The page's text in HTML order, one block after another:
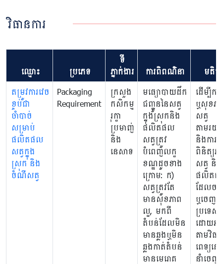
វិធានការ
ឈ្មោះ ប្រភេទ
ទី
ភ្នាក់ងារ
ការពិពណ៌នា មតិ
តម្រូវការវេច
ខ្ចប់ជា
ចាំបាច់
សម្រាប់
ផលិតផល
សត្វក្នុង
ស្រុក និង
ចំណីសត្វ
Packaging
Requirement
ក្រសួង
កសិកម្ម
រុក្ខា
ប្រមាញ់
និង
នេសាទ
មធ្យោបាយដឹក
ជញ្ជូននៃសត្វ
ក្នុងស្រុកនិង
ផលិតផល
សត្វត្រូវ
បំពេញលក្ខ
ខណ្ឌដូចខាង
ក្រោម: ក)
សត្វត្រូវតែ
មានសុខភាព
ល្អ, មកពី
តំបន់ដែលមិន
មានឆ្លងឬមិន
ឆ្លងកាត់តំបន់
មានមេរោគ
ដើម្បីកា
ឬសុខភ
សត្វ
តាមរយ
និងការ
ពិនិត្យ
សត្វ និង
ផលិតផ
ដែលចរ
ឬចេញពី
ប្រទេស
ដោយអ
តាមវិធ
ពេទ្យន
នាំចេ